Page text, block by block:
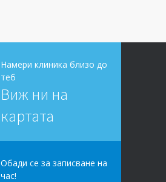
Намери клиника близо до
теб
Виж ни на
картата
Обади се за записване на
час!